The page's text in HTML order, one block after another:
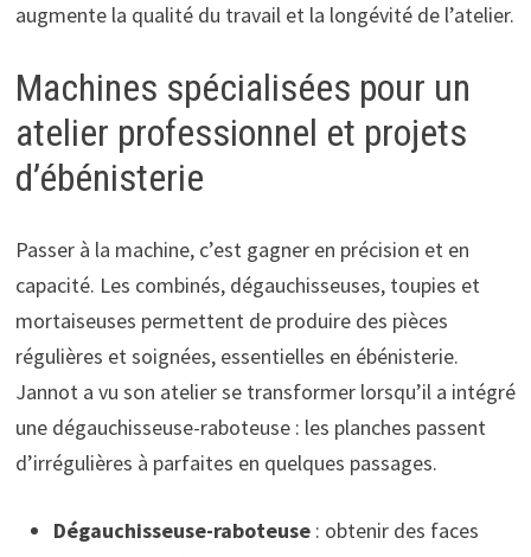
augmente la qualité du travail et la longévité de l’atelier.
Machines spécialisées pour un
atelier professionnel et projets
d’ébénisterie
Passer à la machine, c’est gagner en précision et en
capacité. Les combinés, dégauchisseuses, toupies et
mortaiseuses permettent de produire des pièces
régulières et soignées, essentielles en ébénisterie.
Jannot a vu son atelier se transformer lorsqu’il a intégré
une dégauchisseuse-raboteuse : les planches passent
d’irrégulières à parfaites en quelques passages.
Dégauchisseuse-raboteuse: obtenir des faces